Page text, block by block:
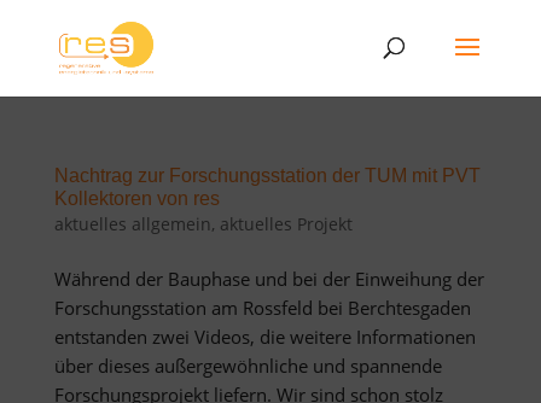
Nachtrag zur Forschungsstation der TUM mit PVT
Kollektoren von res
aktuelles allgemein, aktuelles Projekt
Während der Bauphase und bei der Einweihung der
Forschungsstation am Rossfeld bei Berchtesgaden
entstanden zwei Videos, die weitere Informationen
über dieses außergewöhnliche und spannende
Forschungsprojekt liefern. Wir sind schon stolz